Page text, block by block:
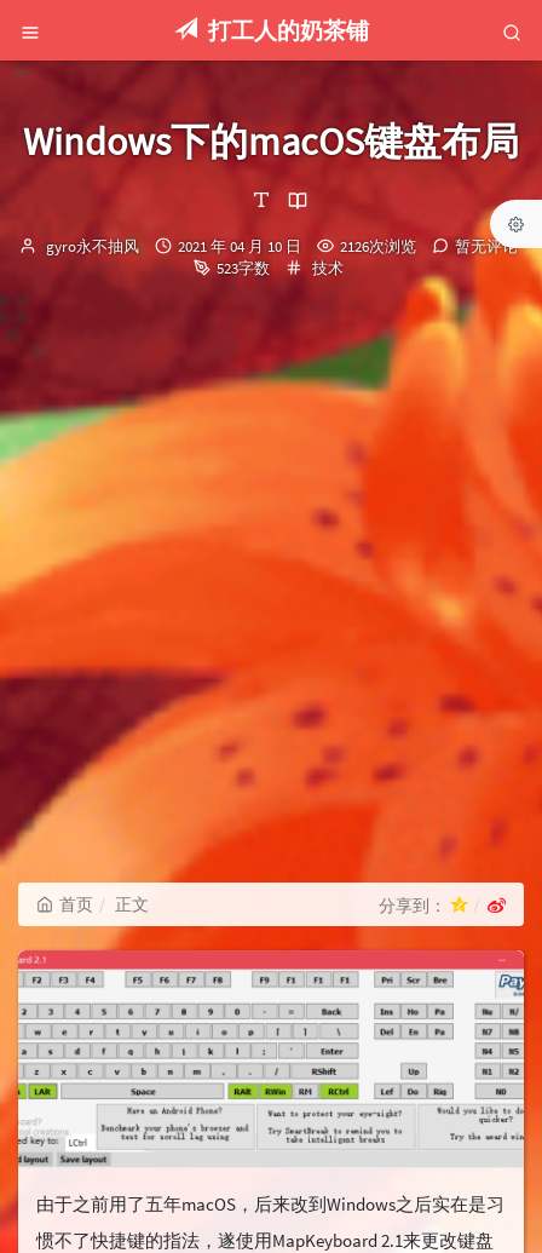
打工人的奶茶铺
Windows下的macOS键盘布局
博
gyro永不抽风
发
2021 年 04 月 10 日 2126次浏览
暂无评论
523字数
分
技术
首页 正文 分享到：
由于之前用了五年macOS，后来改到Windows之后实在是习
惯不了快捷键的指法，遂使用MapKeyboard 2.1来更改键盘